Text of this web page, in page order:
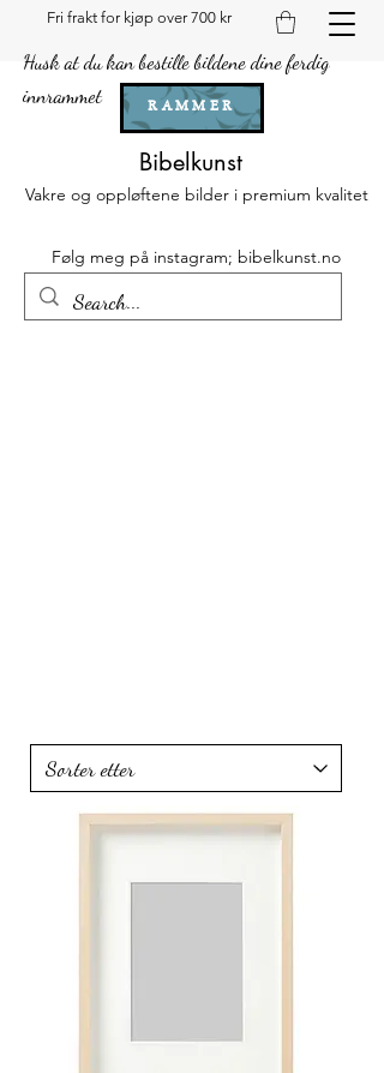
Fri frakt for kjøp over 700 kr
Husk at du kan bestille bildene dine ferdig
innrammet
RAMMER
Bibelkunst
Vakre og oppløftene bilder i premium kvalitet
Følg meg på instagram; bibelkunst.no